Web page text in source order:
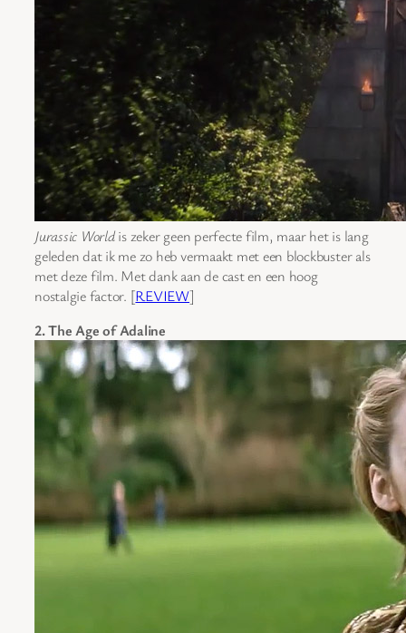
Jurassic Worldis zeker geen perfecte film, maar het is lang
geleden dat ik me zo heb vermaakt met een blockbuster als
met deze film. Met dank aan de cast en een hoog
nostalgie factor. [REVIEW]
2. The Age of Adaline